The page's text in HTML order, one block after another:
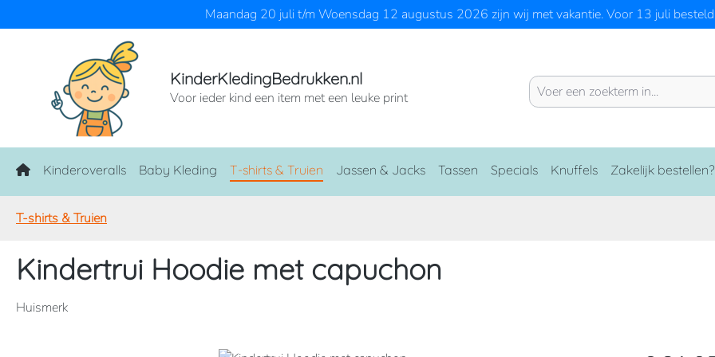
Maandag 20 juli t/m Woensdag 12 augustus 2026 zijn wij met vakantie. Voor 13 juli
KinderKledingBedrukken.nl
Voor ieder kind een item met een leuke print
Home
Kinderoveralls Baby Kleding T-shirts & Truien Jassen & Jacks Tassen Specials Knuffels Zakelijk bestellen?
T-shirts & Truien
Kindertrui Hoodie met capuchon
Huismerk